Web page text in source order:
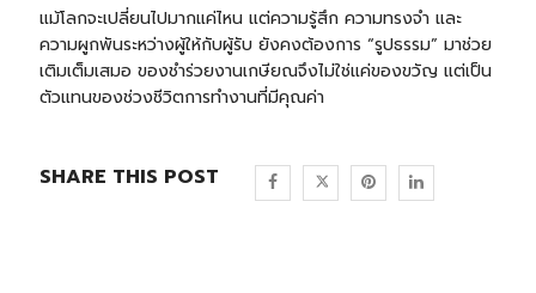
แม้โลกจะเปลี่ยนไปมากแค่ไหน แต่ความรู้สึก ความทรงจำ และ
ความผูกพันระหว่างผู้ให้กับผู้รับ ยังคงต้องการ “รูปธรรม” มาช่วย
เติมเต็มเสมอ ของชำร่วยงานเกษียณจึงไม่ใช่แค่ของขวัญ แต่เป็น
ตัวแทนของช่วงชีวิตการทำงานที่มีคุณค่า
SHARE THIS POST